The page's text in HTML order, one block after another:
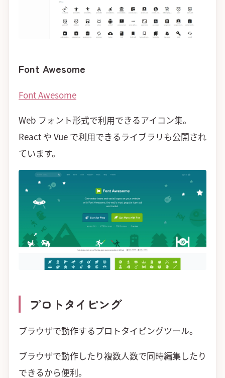
Font Awesome
Font Awesome
Web フォント形式で利用できるアイコン集。
React や Vue で利用できるライブラリも公開され
ています。
プロトタイピング
ブラウザで動作するプロトタイピングツール。
ブラウザで動作したり複数人数で同時編集したり
できるから便利。